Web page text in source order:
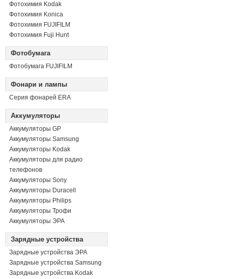
Фотохимия Kodak
Фотохимия Konica
Фотохимия FUJIFILM
Фотохимия Fuji Hunt
Фотобумага
Фотобумага FUJIFILM
Фонари и лампы
Серия фонарей ERA
Аккумуляторы
Аккумуляторы GP
Аккумуляторы Samsung
Аккумуляторы Kodak
Аккумуляторы для радио
телефонов
Аккумуляторы Sony
Аккумуляторы Duracell
Аккумуляторы Philips
Аккумуляторы Трофи
Аккумуляторы ЭРА
Зарядные устройства
Зарядные устройства ЭРА
Зарядные устройства Samsung
Зарядные устройства Kodak